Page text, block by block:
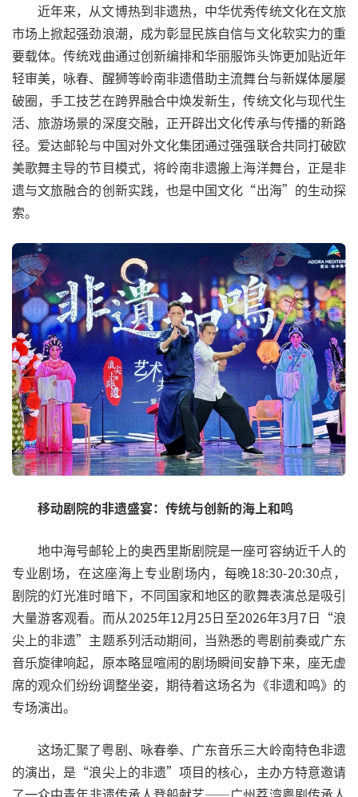
近年来，从文博热到非遗热，中华优秀传统文化在文旅
市场上掀起强劲浪潮，成为彰显民族自信与文化软实力的重
要载体。传统戏曲通过创新编排和华丽服饰头饰更加贴近年
轻审美，咏春、醒狮等岭南非遗借助主流舞台与新媒体屡屡
破圈，手工技艺在跨界融合中焕发新生，传统文化与现代生
活、旅游场景的深度交融，正开辟出文化传承与传播的新路
径。爱达邮轮与中国对外文化集团通过强强联合共同打破欧
美歌舞主导的节目模式，将岭南非遗搬上海洋舞台，正是非
遗与文旅融合的创新实践，也是中国文化“出海”的生动探
索。
移动剧院的非遗盛宴：传统与创新的海上和鸣
地中海号邮轮上的奥西里斯剧院是一座可容纳近千人的
专业剧场，在这座海上专业剧场内，每晚18:30-20:30点，
剧院的灯光准时暗下，不同国家和地区的歌舞表演总是吸引
大量游客观看。而从2025年12月25日至2026年3月7日“浪
尖上的非遗”主题系列活动期间，当熟悉的粤剧前奏或广东
音乐旋律响起，原本略显喧闹的剧场瞬间安静下来，座无虚
席的观众们纷纷调整坐姿，期待着这场名为《非遗和鸣》的
专场演出。
这场汇聚了粤剧、咏春拳、广东音乐三大岭南特色非遗
的演出，是“浪尖上的非遗”项目的核心，主办方特意邀请